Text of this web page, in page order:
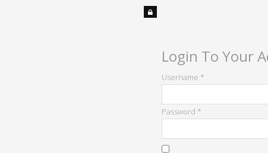
Login To Your
Username *
Password *